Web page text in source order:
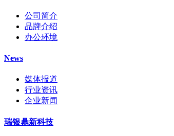
公司简介
品牌介绍
办公环境
News
媒体报道
行业资讯
企业新闻
瑞银鼎新科技